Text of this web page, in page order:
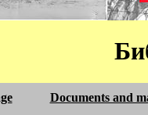
Documents and